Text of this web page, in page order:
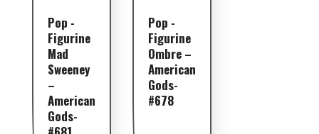
Pop -
Figurine
Mad
Sweeney
–
American
Gods-
Pop -
Figurine
Ombre –
American
Gods-
#678